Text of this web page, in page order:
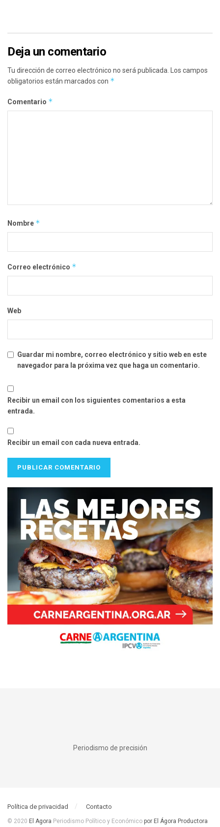
Deja un comentario
Tu dirección de correo electrónico no será publicada. Los campos
obligatorios están marcados con *
Comentario *
Nombre *
Correo electrónico *
Web
Guardar mi nombre, correo electrónico y sitio web en este
navegador para la próxima vez que haga un comentario.
Recibir un email con los siguientes comentarios a esta
entrada.
Recibir un email con cada nueva entrada.
Periodismo de precisión
Política de privacidad Contacto
© 2020 El Agora Periodismo Político y Económico por El Ágora Productora